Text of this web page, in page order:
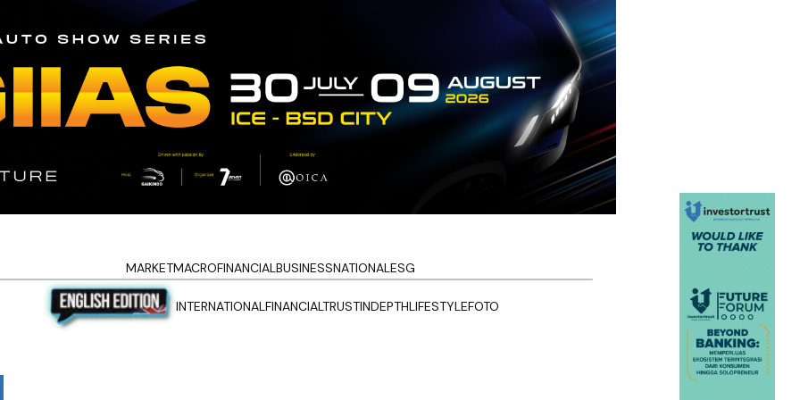
MARKETMACROFINANCIALBUSINESSNATIONALESG
INTERNATIONALFINANCIALTRUSTINDEPTHLIFESTYLEFOTO